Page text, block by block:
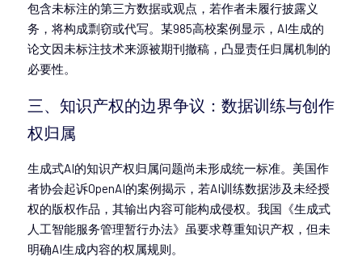
包含未标注的第三方数据或观点，若作者未履行披露义
务，将构成剽窃或代写。某985高校案例显示，AI生成的
论文因未标注技术来源被期刊撤稿，凸显责任归属机制的
必要性。
三、知识产权的边界争议：数据训练与创作
权归属
生成式AI的知识产权归属问题尚未形成统一标准。美国作
者协会起诉OpenAI的案例揭示，若AI训练数据涉及未经授
权的版权作品，其输出内容可能构成侵权。我国《生成式
人工智能服务管理暂行办法》虽要求尊重知识产权，但未
明确AI生成内容的权属规则。